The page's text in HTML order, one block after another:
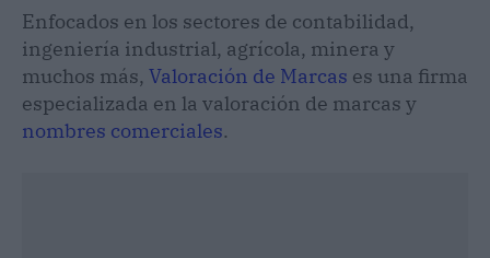
Enfocados en los sectores de contabilidad,
ingeniería industrial, agrícola, minera y
muchos más, Valoración de Marcas es una firma
especializada en la valoración de marcas y
nombres comerciales.